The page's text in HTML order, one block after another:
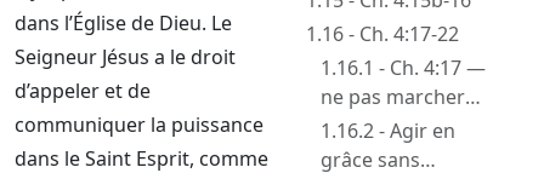
dans l’Église de Dieu. Le
Seigneur Jésus a le droit
d’appeler et de
communiquer la puissance
dans le Saint Esprit, comme
1.16 - Ch. 4:17-22
1.16.1 - Ch. 4:17 —
ne pas marcher
comme le reste des
nations
1.16.2 - Agir en
grâce sans